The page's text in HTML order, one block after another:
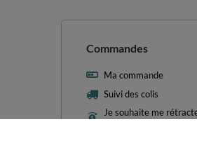
Commandes
Ma commande
Suivi des colis
Je souhaite me
contrat